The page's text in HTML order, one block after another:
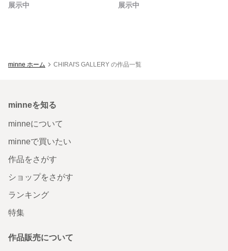
展示中
展示中
minne ホーム CHIRAI'S GALLERY の作品一覧
minneを知る
minneについて
minneで買いたい
作品をさがす
ショップをさがす
ランキング
特集
作品販売について